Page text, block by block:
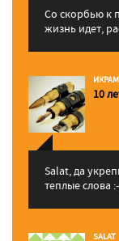
Со скорбью к
жизнь идет,
10
Salat, да
теплые слова
SALAT